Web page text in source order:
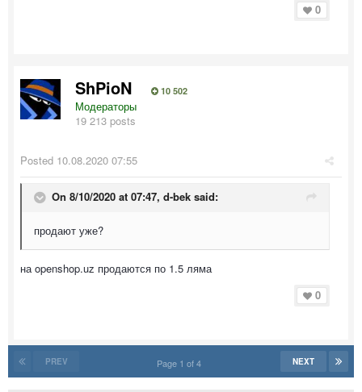
0
ShPioN 10 502
Модераторы
19 213 posts
Posted 10.08.2020 07:55
On 8/10/2020 at 07:47, d-bek said:
продают уже?
на openshop.uz продаются по 1.5 ляма
0
PREV NEXT
Page 1 of 4